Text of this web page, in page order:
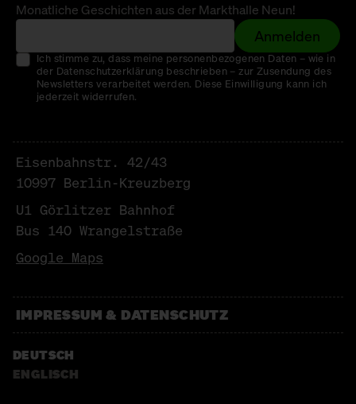
Monatliche Geschichten aus der Markthalle Neun!
Anmelden
Ich stimme zu, dass meine personenbezogenen Daten – wie in
der Datenschutzerklärung beschrieben – zur Zusendung des
Newsletters verarbeitet werden. Diese Einwilligung kann ich
jederzeit widerrufen.
Eisenbahnstr. 42/43
10997 Berlin-Kreuzberg
U1 Görlitzer Bahnhof
Bus 140 Wrangelstraße
Google Maps
IMPRESSUM & DATENSCHUTZ
DEUTSCH
ENGLISCH